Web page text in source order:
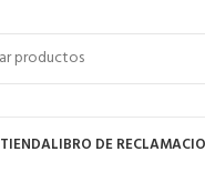
TIENDALIBRO DE